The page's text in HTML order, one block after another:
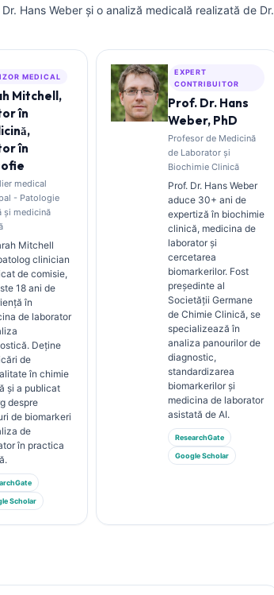
Hans Weber și o analiză medicală realizată de Dr.
MEDICAL
Mitchell,
în
în
medical
- Patologie
și medicină
Mitchell
clinician
de comisie,
18 ani de
în
de laborator
Deține
de
în chimie
și a publicat
despre
de biomarkeri
de
în practica
Scholar
EXPERT
CONTRIBUITOR
Prof. Dr. Hans
Weber, PhD
Profesor de Medicină
de Laborator și
Biochimie Clinică
Prof. Dr. Hans Weber
aduce 30+ ani de
expertiză în biochimie
clinică, medicina de
laborator și
cercetarea
biomarkerilor. Fost
președinte al
Societății Germane
de Chimie Clinică, se
specializează în
analiza panourilor de
diagnostic,
standardizarea
biomarkerilor și
medicina de laborator
asistată de AI.
ResearchGate
Google Scholar